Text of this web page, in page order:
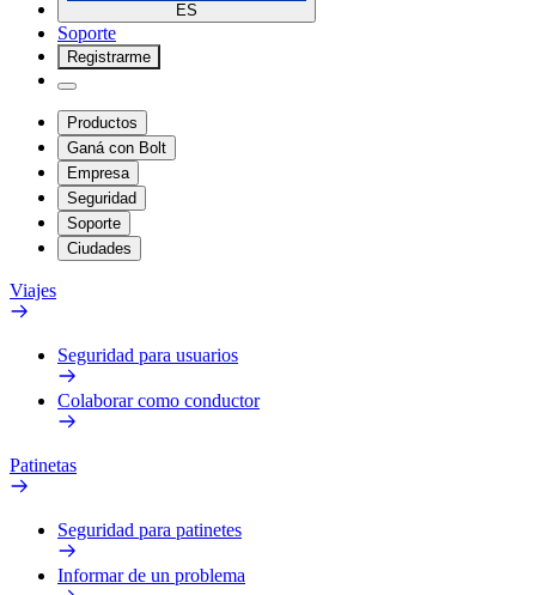
ES
Soporte
Registrarme
Productos
Ganá con Bolt
Empresa
Seguridad
Soporte
Ciudades
Viajes
Seguridad para usuarios
Colaborar como conductor
Patinetas
Seguridad para patinetes
Informar de un problema